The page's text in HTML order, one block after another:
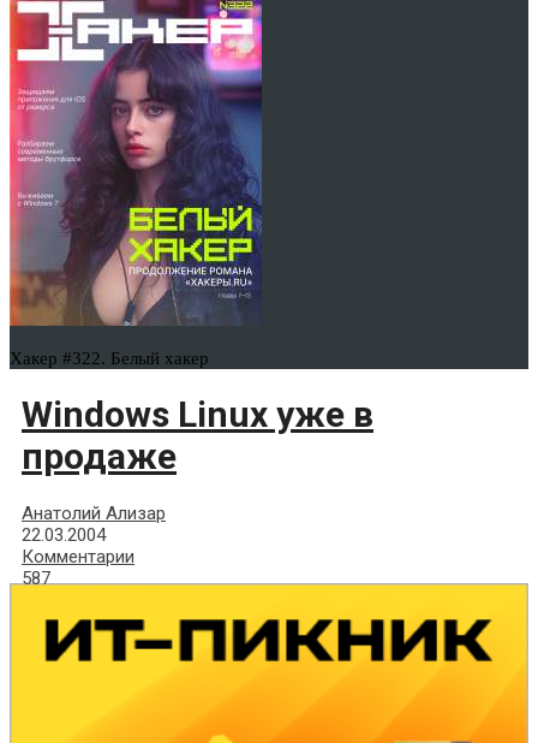
Хакер #322. Белый хакер
Windows Linux уже в
продаже
Анатолий Ализар
22.03.2004
Комментарии
587